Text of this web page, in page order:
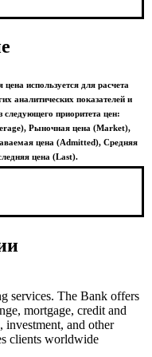
используется для расчета
аналитических показателей и
следующего приоритета цен:
Рыночная цена (Market),
цена (Admitted), Средняя
цена (Last).
services. The Bank offers
mortgage, credit and
investment, and other
clients worldwide